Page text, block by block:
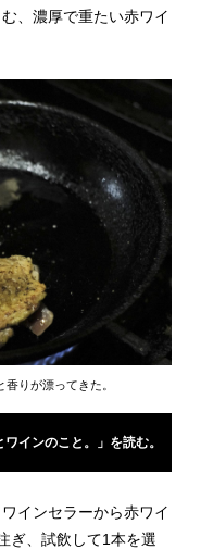
、濃厚で重たい赤ワイ
りが漂ってきた。
インのこと。」を読む。
インセラーから赤ワイ
ぎ、試飲して1本を選